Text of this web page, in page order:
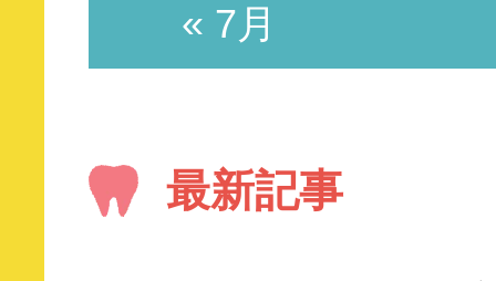
« 7月
最新記事